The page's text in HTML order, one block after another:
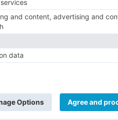
para que los empleados
vida en el desempeño de
nos permita ir promoviendo
se avise al trabajador
descansos para aliviar